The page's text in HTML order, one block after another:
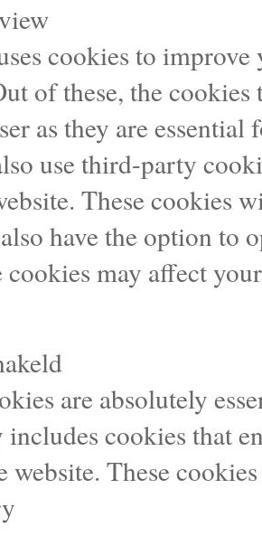
cookies to
of these, the cookies
as they are
use third-party
These cookies
have the option
cookies may affect
are absolutely
cookies that
website. These